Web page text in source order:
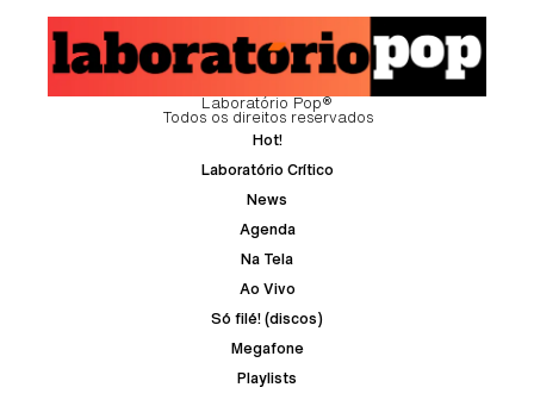
Laboratório Pop®
Todos os direitos reservados
Hot!
Laboratório Crítico
News
Agenda
Na Tela
Ao Vivo
Só filé! (discos)
Megafone
Playlists